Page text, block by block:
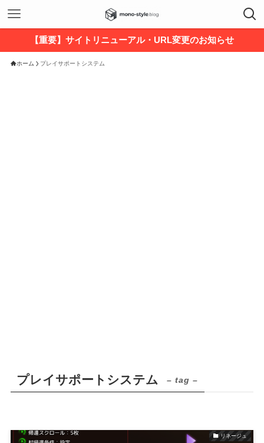
【重要】サイトリニューアル・URL変更のお知らせ
ホーム プレイサポートシステム
プレイサポートシステム – tag –
リネージュ